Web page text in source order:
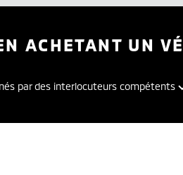
ACHETANT UN
par des interlocuteurs compétents